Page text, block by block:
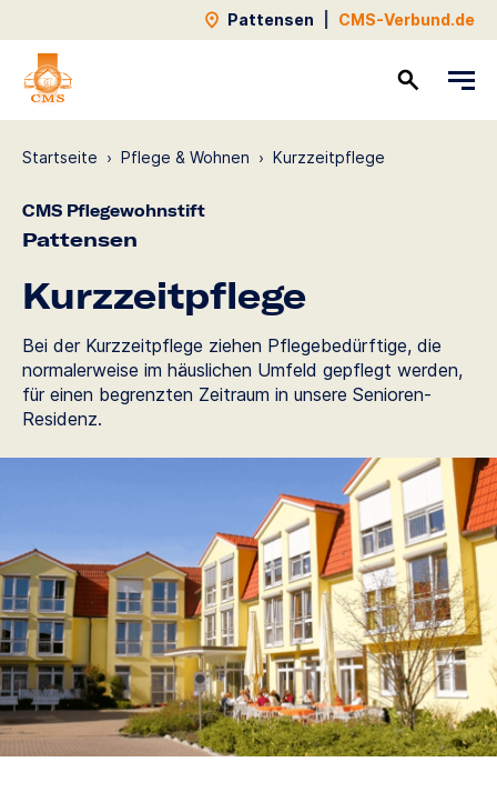
Pattensen CMS-Verbund.de
Startseite › Pflege & Wohnen › Kurzzeit­pflege
CMS Pflegewohnstift
Pattensen
Kurzzeit­pflege
Bei der Kurzzeitpflege ziehen Pflegebedürftige, die
normalerweise im häuslichen Umfeld gepflegt werden,
für einen begrenzten Zeitraum in unsere Senioren-
Residenz.